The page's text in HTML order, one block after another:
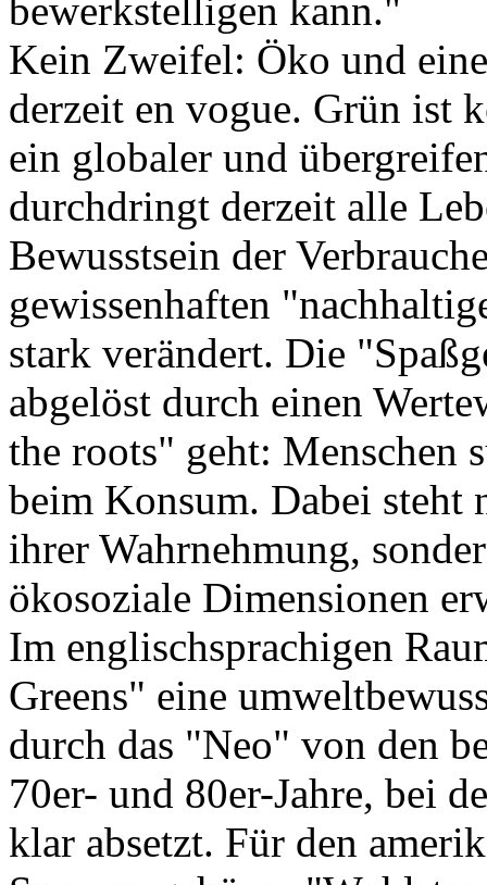
bewerkstelligen kann."
Kein Zweifel: Öko und
derzeit en vogue. Grün ist
ein globaler und
durchdringt derzeit alle
Bewusstsein der
gewissenhaften
stark verändert. Die
abgelöst durch einen
the roots" geht: Menschen
beim Konsum. Dabei steht
ihrer Wahrnehmung,
ökosoziale Dimensionen
Im englischsprachigen
Greens" eine
durch das "Neo" von den
70er- und 80er-Jahre, bei
klar absetzt. Für den